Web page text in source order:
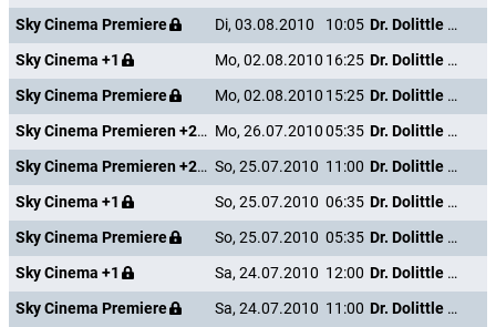
Sky Cinema Premiere
Di, 03.08.2010 10:05
Dr. Dolittle - Million Dollar Mutts
Sky Cinema +1
Mo, 02.08.2010 16:25
Dr. Dolittle - Million Dollar Mutts
Sky Cinema Premiere
Mo, 02.08.2010 15:25
Dr. Dolittle - Million Dollar Mutts
Sky Cinema Premieren +24 Mo, 26.07.201005:35
Dr. Dolittle - Million Dollar Mutts
Sky Cinema Premieren +24 So, 25.07.2010 11:00
Dr. Dolittle - Million Dollar Mutts
Sky Cinema +1
So, 25.07.2010 06:35
Dr. Dolittle - Million Dollar Mutts
Sky Cinema Premiere
So, 25.07.2010 05:35
Dr. Dolittle - Million Dollar Mutts
Sky Cinema +1
Sa, 24.07.2010 12:00
Dr. Dolittle - Million Dollar Mutts
Sky Cinema Premiere
Sa, 24.07.2010 11:00 Dr. Dolittle - Million Dollar Mutts